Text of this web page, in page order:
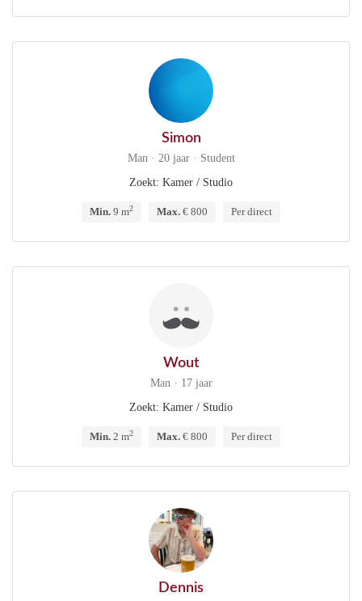
Simon
Man · 20 jaar · Student
Zoekt: Kamer / Studio
Min. 9 m2 Max. € 800 Per direct
Wout
Man · 17 jaar
Zoekt: Kamer / Studio
Min. 2 m2 Max. € 800 Per direct
Dennis